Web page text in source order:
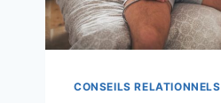
CONSEILS RELATIONNELS